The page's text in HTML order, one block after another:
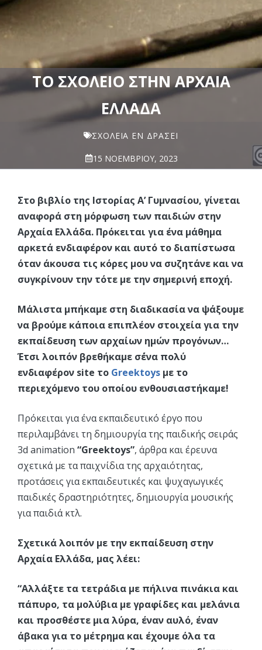
ΤΟ ΣΧΟΛΕΊΟ ΣΤΗΝ ΑΡΧΑΊΑ
ΕΛΛΆΔΑ
ΣΧΟΛΕΊΑ ΕΝ ΔΡΆΣΕΙ
15 ΝΟΕΜΒΡΊΟΥ, 2023
Στο βιβλίο της Ιστορίας Α’ Γυμνασίου, γίνεται
αναφορά στη μόρφωση των παιδιών στην
Αρχαία Ελλάδα. Πρόκειται για ένα μάθημα
αρκετά ενδιαφέρον και αυτό το διαπίστωσα
όταν άκουσα τις κόρες μου να συζητάνε και να
συγκρίνουν την τότε με την σημερινή εποχή.
Μάλιστα μπήκαμε στη διαδικασία να ψάξουμε
να βρούμε κάποια επιπλέον στοιχεία για την
εκπαίδευση των αρχαίων ημών προγόνων…
Έτσι λοιπόν βρεθήκαμε σ΄ένα πολύ
ενδιαφέρον site το Greektoys με το
περιεχόμενο του οποίου ενθουσιαστήκαμε!
Πρόκειται για ένα εκπαιδευτικό έργο που
περιλαμβάνει τη δημιουργία της παιδικής σειράς
3d animation “Greektoys”, άρθρα και έρευνα
σχετικά με τα παιχνίδια της αρχαιότητας,
προτάσεις για εκπαιδευτικές και ψυχαγωγικές
παιδικές δραστηριότητες, δημιουργία μουσικής
για παιδιά κτλ.
Σχετικά λοιπόν με την εκπαίδευση στην
Αρχαία Ελλάδα, μας λέει:
“Αλλάξτε τα τετράδια με πήλινα πινάκια και
πάπυρο, τα μολύβια με γραφίδες και μελάνια
και προσθέστε μια λύρα, έναν αυλό, έναν
άβακα για το μέτρημα και έχουμε όλα τα